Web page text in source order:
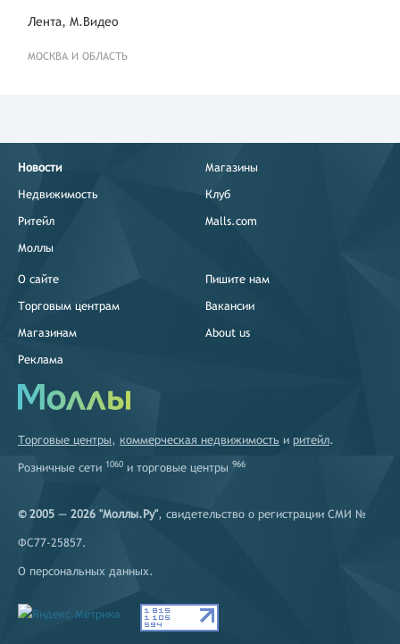
Лента, М.Видео
МОСКВА И ОБЛАСТЬ
Новости
Недвижимость
Ритейл
Моллы
Магазины
Клуб
Malls.com
О сайте
Торговым центрам
Магазинам
Реклама
Пишите нам
Вакансии
About us
Торговые центры, коммерческая недвижимость и ритейл.
Розничные сети 1060 и торговые центры 966
© 2005 — 2026 "Моллы.Ру", свидетельство о регистрации СМИ №
ФС77-25857.
О персональных данных.